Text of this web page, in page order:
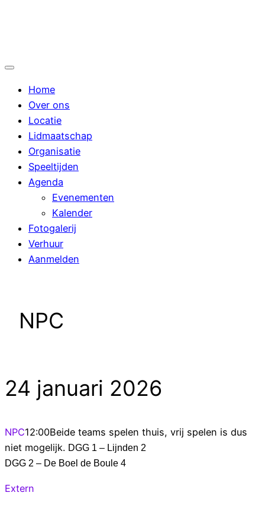
Home
Over ons
Locatie
Lidmaatschap
Organisatie
Speeltijden
Agenda
Evenementen
Kalender
Fotogalerij
Verhuur
Aanmelden
NPC
24 januari 2026
NPC12:00Beide teams spelen thuis, vrij spelen is dus
niet mogelijk. DGG 1 – Lijnden 2
DGG 2 – De Boel de Boule 4
Extern